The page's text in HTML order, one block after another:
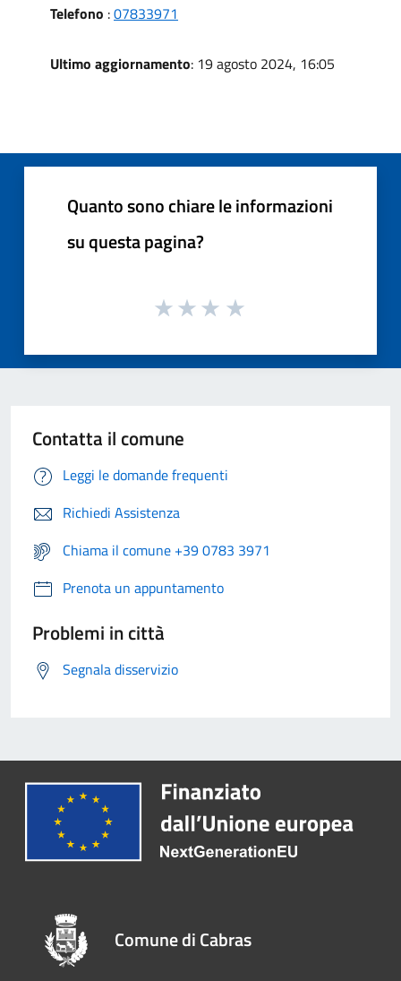
Telefono :07833971
Ultimo aggiornamento: 19 agosto 2024, 16:05
Quanto sono chiare le informazioni
su questa pagina?
Contatta il comune
Leggi le domande frequenti
Richiedi Assistenza
Chiama il comune +39 0783 3971
Prenota un appuntamento
Problemi in città
Segnala disservizio
Comune di Cabras